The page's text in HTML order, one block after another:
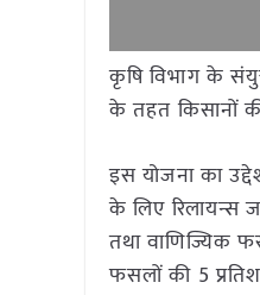
कृषि विभाग के
के तहत किसानों
इस योजना का
के लिए रिलायन्स
तथा वाणिज्यिक
फसलों की 5